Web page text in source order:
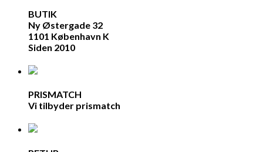
BUTIK
Ny Østergade 32
1101 København K
Siden 2010
PRISMATCH
Vi tilbyder prismatch